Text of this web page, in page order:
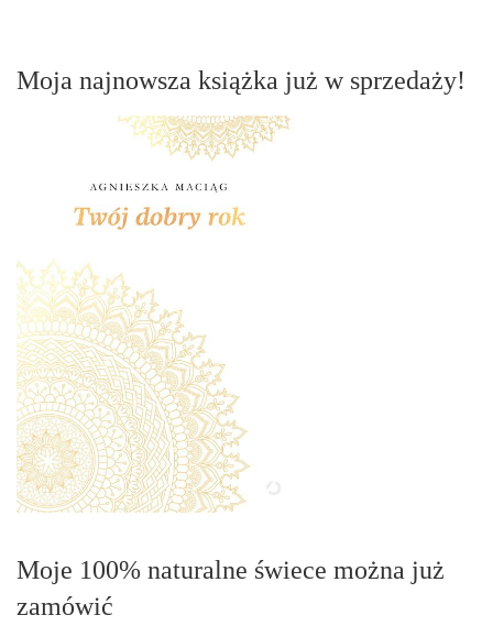
Moja najnowsza książka już w sprzedaży!
Moje 100% naturalne świece można już
zamówić